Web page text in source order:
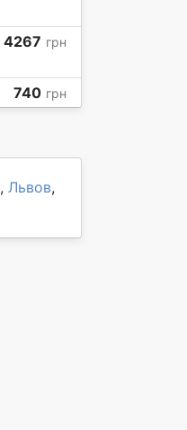
4267 грн
740 грн
, Львов,